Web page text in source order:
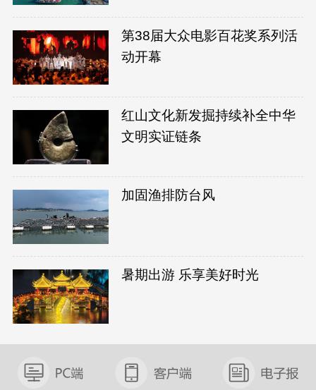
第38届大众电影百花奖系列活
动开幕
红山文化新发掘持续补全中华
文明实证链条
加固渔排防台风
暑期出游 乐享美好时光